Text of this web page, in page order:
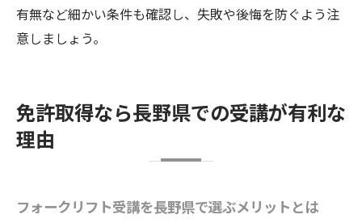
有無など細かい条件も確認し、失敗や後悔を防ぐよう注
意しましょう。
免許取得なら長野県での受講が有利な
理由
フォークリフト受講を長野県で選ぶメリットとは